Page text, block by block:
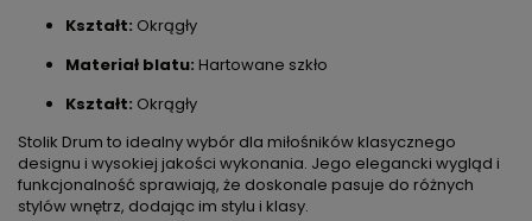
Kształt: Okrągły
Materiał blatu: Hartowane szkło
Kształt: Okrągły
Stolik Drum to idealny wybór dla miłośników klasycznego
designu i wysokiej jakości wykonania. Jego elegancki wygląd i
funkcjonalność sprawiają, że doskonale pasuje do różnych
stylów wnętrz, dodając im stylu i klasy.